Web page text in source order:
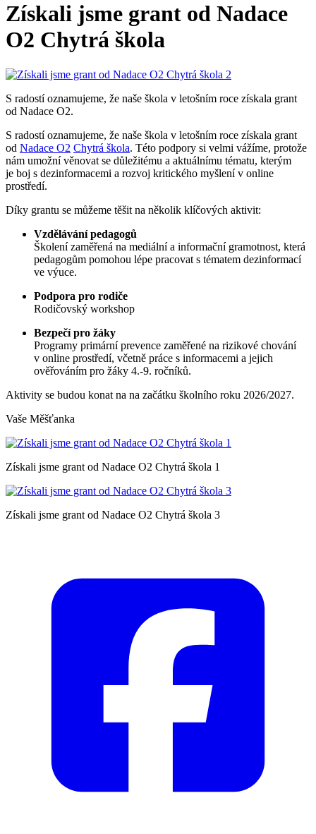
Získali jsme grant od Nadace
O2 Chytrá škola
S radostí oznamujeme, že naše škola v letošním roce získala grant
od Nadace O2.
S radostí oznamujeme, že naše škola v letošním roce získala grant
od Nadace O2 Chytrá škola. Této podpory si velmi vážíme, protože
nám umožní věnovat se důležitému a aktuálnímu tématu, kterým
je boj s dezinformacemi a rozvoj kritického myšlení v online
prostředí.
Díky grantu se můžeme těšit na několik klíčových aktivit:
Vzdělávání pedagogů
Školení zaměřená na mediální a informační gramotnost, která
pedagogům pomohou lépe pracovat s tématem dezinformací
ve výuce.
Podpora pro rodiče
Rodičovský workshop
Bezpečí pro žáky
Programy primární prevence zaměřené na rizikové chování
v online prostředí, včetně práce s informacemi a jejich
ověřováním pro žáky 4.-9. ročníků.
Aktivity se budou konat na na začátku školního roku 2026/2027.
Vaše Měšťanka
Získali jsme grant od Nadace O2 Chytrá škola 1
Získali jsme grant od Nadace O2 Chytrá škola 3